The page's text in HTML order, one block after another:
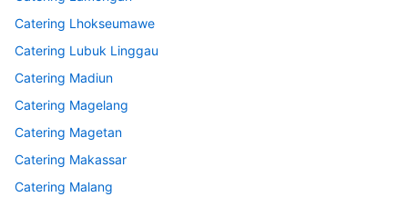
Catering Lhokseumawe
Catering Lubuk Linggau
Catering Madiun
Catering Magelang
Catering Magetan
Catering Makassar
Catering Malang